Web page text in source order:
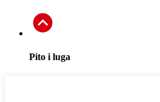
Pito i luga